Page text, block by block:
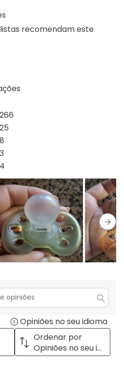
266
266
análises
com
5
25
25
análises
com
estrelas.
8
8
análises
com
3
estrelas.
3
3
análises
com
2
estrelas.
4
4
análises
com
1
estrela.
recomendam este
Opiniões no seu idioma
a
with
Ordenar por
Opiniões no seu idioma